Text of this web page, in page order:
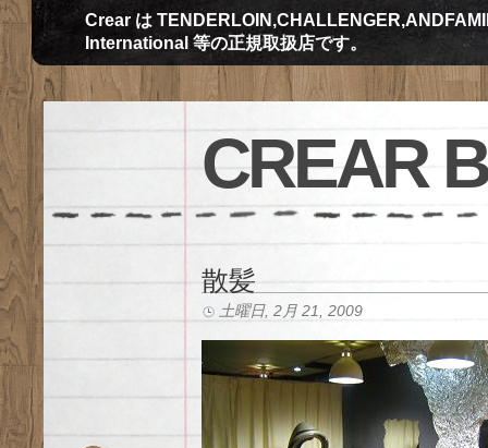
Crear は
International 等の正規取扱店です。
CREAR
散髪
土曜日, 2月 21, 2009